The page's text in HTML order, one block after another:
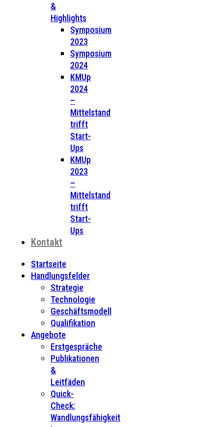
&
Highlights
Symposium
2023
Symposium
2024
KMUp
2024
–
Mittelstand
trifft
Start-
Ups
KMUp
2023
–
Mittelstand
trifft
Start-
Ups
Kontakt
Startseite
Handlungsfelder
Strategie
Technologie
Geschäftsmodell
Qualifikation
Angebote
Erstgespräche
Publikationen
&
Leitfäden
Quick-
Check:
Wandlungsfähigkeit